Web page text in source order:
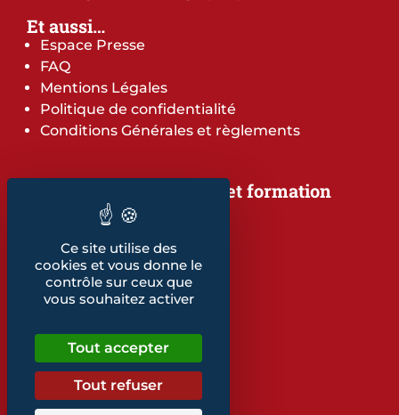
Et aussi…
Espace Presse
FAQ
Mentions Légales
Politique de confidentialité
Conditions Générales et règlements
Notre offre de services et formation
Notre offre de services
Notre offre de formation
Notre dépliant formation
Les indicateurs
Nos publications
Retrouvez également...
Notre glossaire
Ce site utilise des
cookies et vous donne le
contrôle sur ceux que
vous souhaitez activer
Tout accepter
Tout refuser